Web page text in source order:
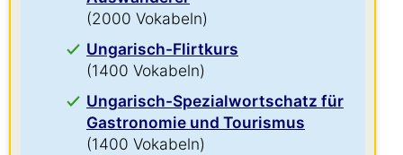
(2000 Vokabeln)
Ungarisch-Flirtkurs
(1400 Vokabeln)
Ungarisch-Spezialwortschatz für
Gastronomie und Tourismus
(1400 Vokabeln)